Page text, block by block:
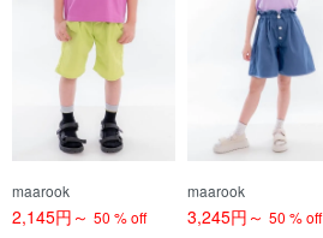
maarook
2,145円～ 50 % off
maarook
3,245円～ 50 % off